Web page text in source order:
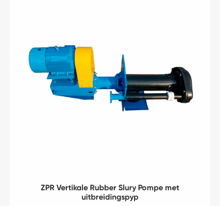
ZPR Vertikale Rubber Slury Pompe met
uitbreidingspyp